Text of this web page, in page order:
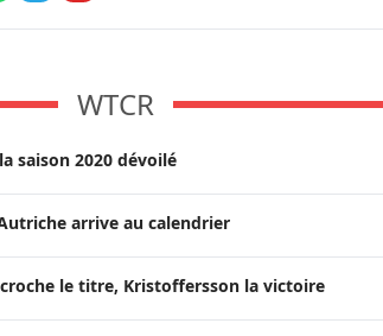
WTCR
saison 2020 dévoilé
arrive au calendrier
le titre, Kristoffersson la victoire